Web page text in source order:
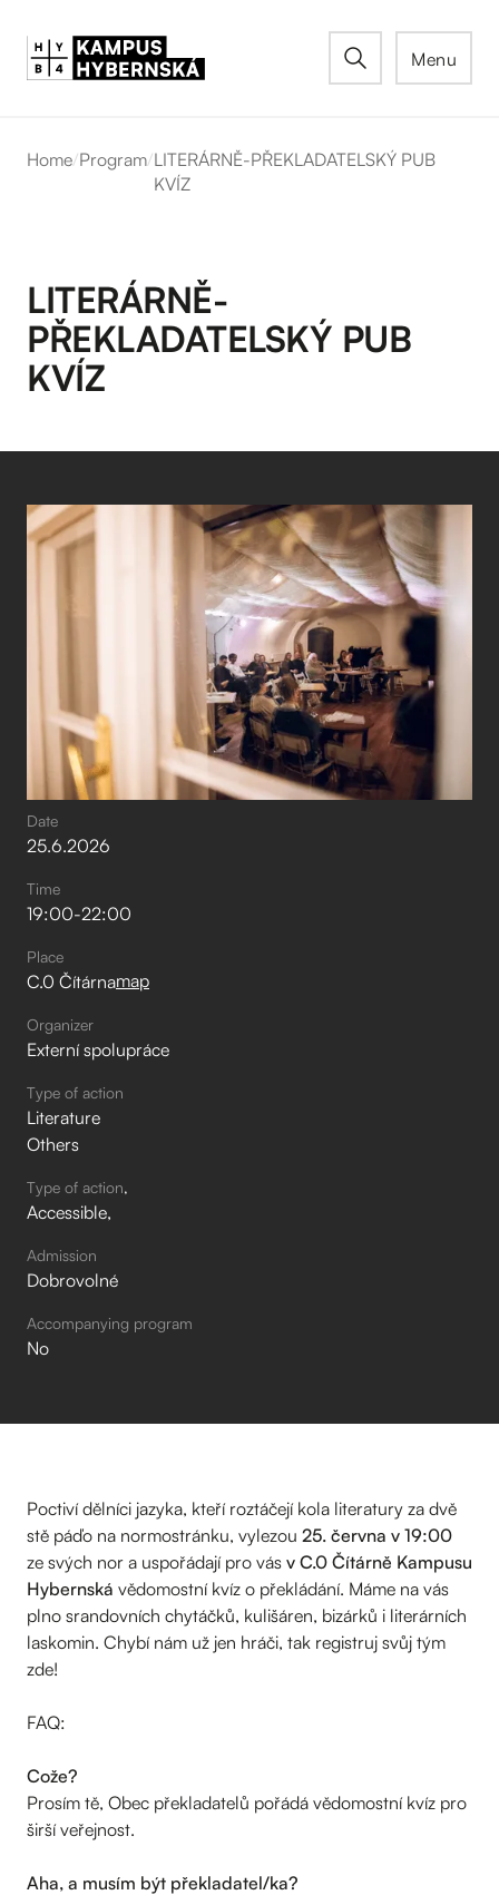
Menu
Home/Program/LITERÁRNĚ-PŘEKLADATELSKÝ PUB
KVÍZ
LITERÁRNĚ-
PŘEKLADATELSKÝ PUB
KVÍZ
Date
25.6.2026
Time
19:00-22:00
Place
C.0 Čítárnamap
Organizer
Externí spolupráce
Type of action
Literature
Others
Type of action
Accessible
Admission
Dobrovolné
Accompanying program
No
Poctiví dělníci jazyka, kteří roztáčejí kola literatury za dvě
stě páďo na normostránku, vylezou 25. června v 19:00
ze svých nor a uspořádají pro vás v C.0 Čítárně Kampusu
Hybernská vědomostní kvíz o překládání. Máme na vás
plno srandovních chytáčků, kulišáren, bizárků i literárních
laskomin. Chybí nám už jen hráči, tak registruj svůj tým
zde!
FAQ:
Cože?
Prosím tě, Obec překladatelů pořádá vědomostní kvíz pro
širší veřejnost.
Aha, a musím být překladatel/ka?